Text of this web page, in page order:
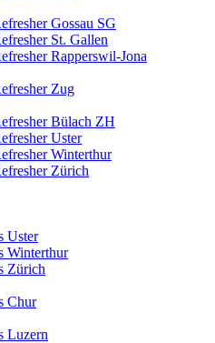
Gossau SG
St. Gallen
Rapperswil-Jona
Zug
Bülach ZH
Uster
Winterthur
Zürich
Uster
Winterthur
Zürich
Chur
Luzern